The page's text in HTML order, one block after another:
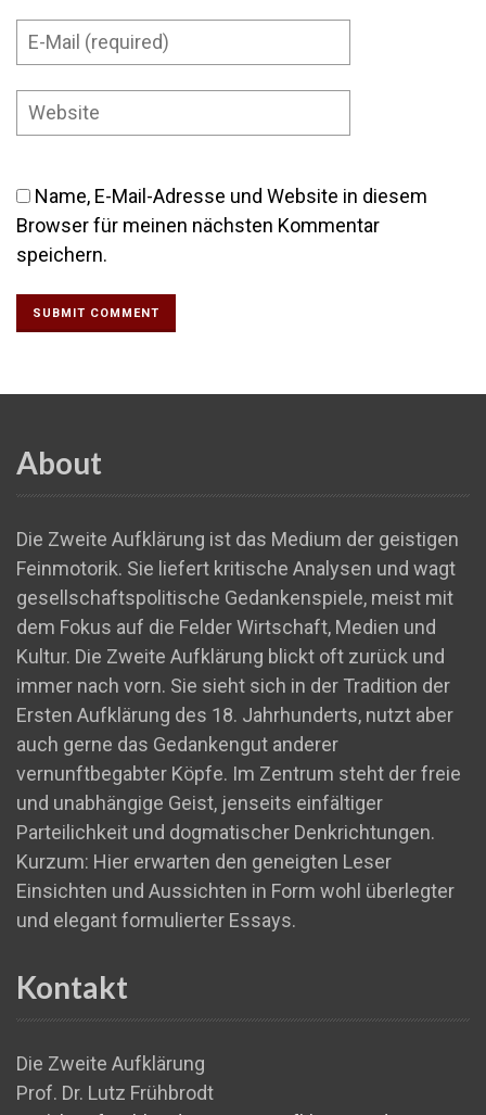
Name, E-Mail-Adresse und Website in diesem
Browser für meinen nächsten Kommentar
speichern.
About
Die Zweite Aufklärung ist das Medium der geistigen
Feinmotorik. Sie liefert kritische Analysen und wagt
gesellschaftspolitische Gedankenspiele, meist mit
dem Fokus auf die Felder Wirtschaft, Medien und
Kultur. Die Zweite Aufklärung blickt oft zurück und
immer nach vorn. Sie sieht sich in der Tradition der
Ersten Aufklärung des 18. Jahrhunderts, nutzt aber
auch gerne das Gedankengut anderer
vernunftbegabter Köpfe. Im Zentrum steht der freie
und unabhängige Geist, jenseits einfältiger
Parteilichkeit und dogmatischer Denkrichtungen.
Kurzum: Hier erwarten den geneigten Leser
Einsichten und Aussichten in Form wohl überlegter
und elegant formulierter Essays.
Kontakt
Die Zweite Aufklärung
Prof. Dr. Lutz Frühbrodt